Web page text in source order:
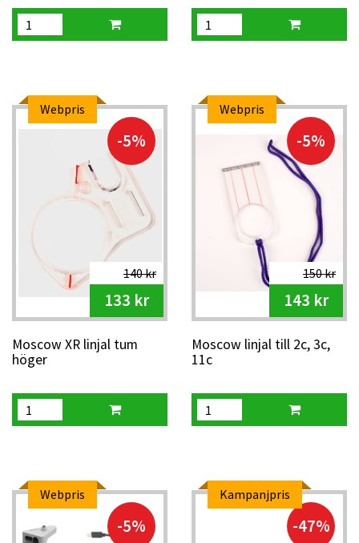
Webpris
-5%
140 kr
133 kr
Moscow XR linjal tum
höger
Webpris
-5%
150 kr
143 kr
Moscow linjal till 2c, 3c,
11c
Webpris
-5%
Kampanjpris
-47%